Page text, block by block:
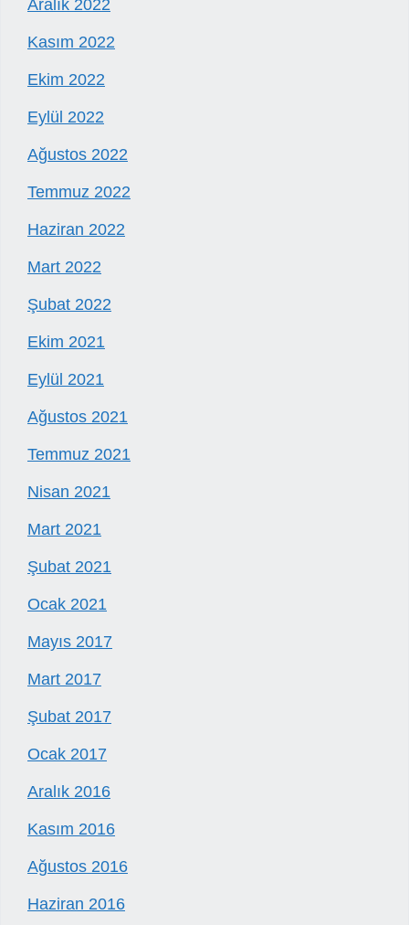
Aralık 2022
Kasım 2022
Ekim 2022
Eylül 2022
Ağustos 2022
Temmuz 2022
Haziran 2022
Mart 2022
Şubat 2022
Ekim 2021
Eylül 2021
Ağustos 2021
Temmuz 2021
Nisan 2021
Mart 2021
Şubat 2021
Ocak 2021
Mayıs 2017
Mart 2017
Şubat 2017
Ocak 2017
Aralık 2016
Kasım 2016
Ağustos 2016
Haziran 2016